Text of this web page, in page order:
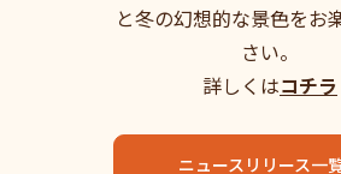
と冬の幻想的な景色をお
さい。
詳しくはコチラ
ニュースリリース一